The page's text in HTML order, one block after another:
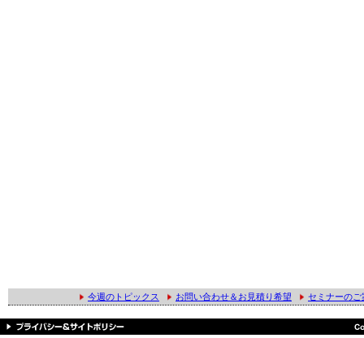
今週のトピックス お問い合わせ＆お見積り希望 セミナーのご